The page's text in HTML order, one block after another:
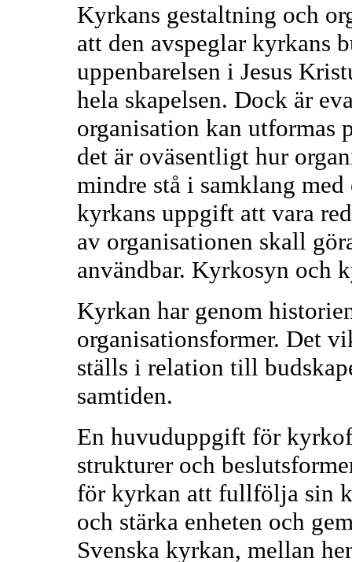
Kyrkans gestaltning och
att den avspeglar kyrkans
uppenbarelsen i Jesus
hela skapelsen. Dock är
organisation kan utformas
det är oväsentligt hur
mindre stå i samklang
kyrkans uppgift att vara
av organisationen skall
användbar. Kyrkosyn och
Kyrkan har genom
organisationsformer. Det
ställs i relation till
samtiden.
En huvuduppgift för
strukturer och
för kyrkan att fullfölja sin
och stärka enheten och
Svenska kyrkan, mellan